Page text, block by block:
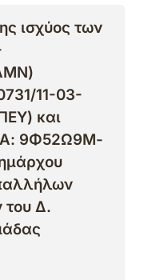
ισχύος των
11-03-
και
9Φ52Ω9Μ-
του Δ.